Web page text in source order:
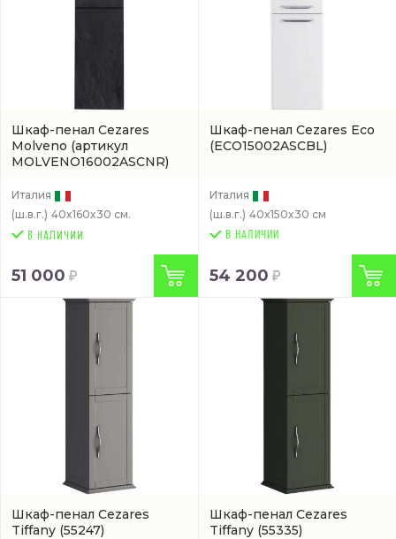
Шкаф-пенал Cezares
Molveno (артикул
MOLVENO16002ASCNR)
Италия
(ш.в.г.) 40x160x30 см.
51 000
Шкаф-пенал Cezares Eco
(ECO15002ASCBL)
Италия
(ш.в.г.) 40x150x30 см
В НАЛИЧИИ
54 200
Шкаф-пенал Cezares
Tiffany (55247)
Шкаф-пенал Cezares
Tiffany (55335)